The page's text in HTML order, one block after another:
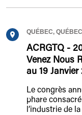
QUÉBEC, QUÉBEC
ACRGTQ -
Venez Nous
au 19 Janvier
Le congrès
phare
l’industrie de